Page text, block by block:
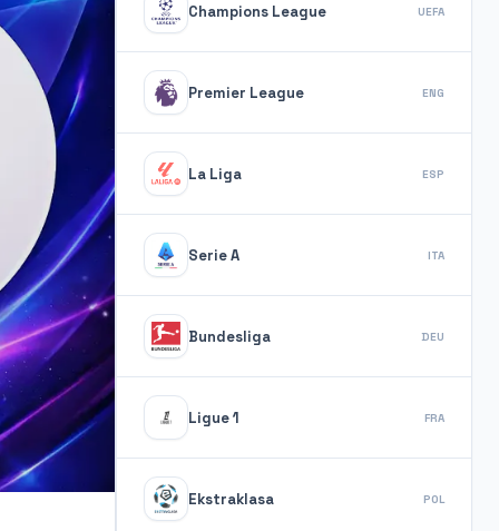
Champions League UEFA
Premier League ENG
La Liga ESP
Serie A ITA
Bundesliga DEU
Ligue 1 FRA
Ekstraklasa POL